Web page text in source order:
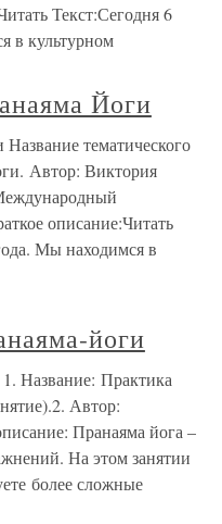
Текст:Сегодня 6
в культурном
Йоги
тематического
Автор: Виктория
описание:Читать
Мы находимся в
йоги
Название: Практика
Автор:
Пранаяма йога –
На этом занятии
более сложные